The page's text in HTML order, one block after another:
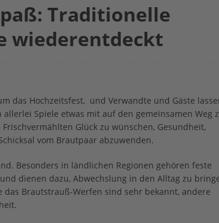
Wie gelingt eine zukunftsfähige Landwirtschaft?
per Hand am Abend in Limburgerhof
ALLGEMEIN
Traditionelle
wiederentdeckt
das Hochzeitsfest, und Verwandte und Gäste
Spiele etwas mit auf den gemeinsamen Weg
Glück zu wünschen, Gesundheit,
vom Brautpaar abzuwenden.
Besonders in ländlichen Regionen gehören feste
dienen dazu, Abwechslung in den Alltag zu
Brautstrauß-Werfen sind sehr bekannt, andere